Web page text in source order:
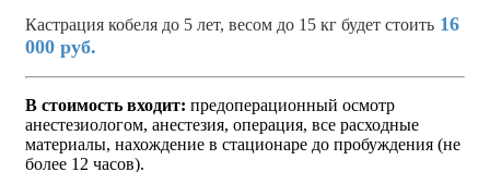
Кастрация кобеля до 5 лет, весом до 15 кг будет стоить 16
000 руб.
В стоимость входит: предоперационный осмотр
анестезиологом, анестезия, операция, все расходные
материалы, нахождение в стационаре до пробуждения (не
более 12 часов).